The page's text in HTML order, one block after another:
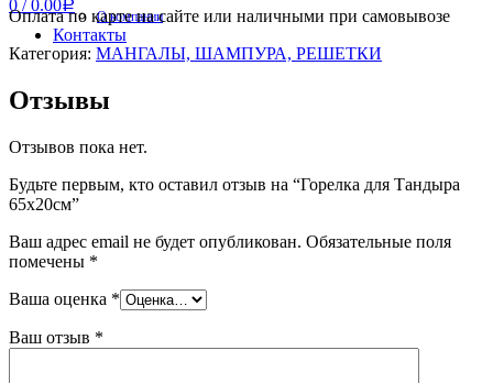
0 / 0.00Р
О компании
Контакты
Оплата по карте на сайте или наличными при самовывозе
Категория: МАНГАЛЫ, ШАМПУРА, РЕШЕТКИ
Отзывы
Отзывов пока нет.
Будьте первым, кто оставил отзыв на “Горелка для Тандыра
65х20см”
Ваш адрес email не будет опубликован. Обязательные поля
помечены *
Ваша оценка *
Ваш отзыв *